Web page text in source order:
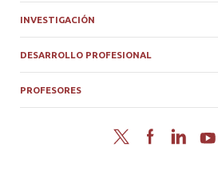
INVESTIGACIÓN
DESARROLLO PROFESIONAL
PROFESORES
Twitter FacebookLinkedIn